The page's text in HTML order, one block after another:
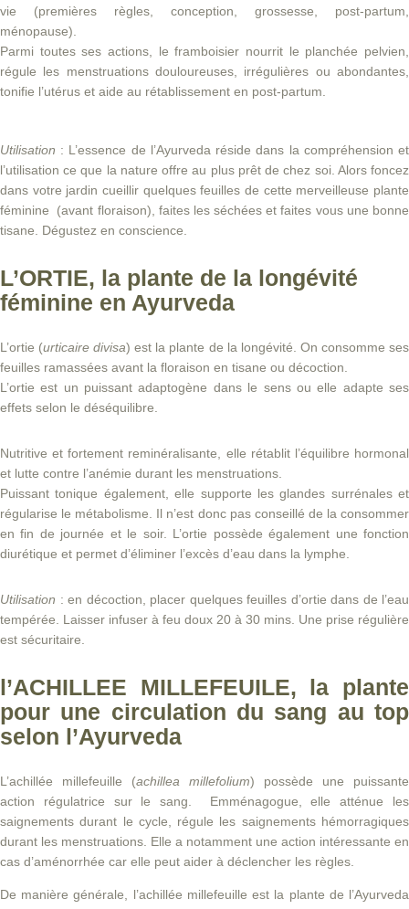
vie (premières règles, conception, grossesse, post-partum,
ménopause).
Parmi toutes ses actions, le framboisier nourrit le planchée pelvien,
régule les menstruations douloureuses, irrégulières ou abondantes,
tonifie l’utérus et aide au rétablissement en post-partum.
Utilisation : L’essence de l’Ayurveda réside dans la compréhension et
l’utilisation ce que la nature offre au plus prêt de chez soi. Alors foncez
dans votre jardin cueillir quelques feuilles de cette merveilleuse plante
féminine (avant floraison), faites les séchées et faites vous une bonne
tisane. Dégustez en conscience.
L’ORTIE, la plante de la longévité
féminine en Ayurveda
L’ortie (urticaire divisa) est la plante de la longévité. On consomme ses
feuilles ramassées avant la floraison en tisane ou décoction.
L’ortie est un puissant adaptogène dans le sens ou elle adapte ses
effets selon le déséquilibre.
Nutritive et fortement reminéralisante, elle rétablit l’équilibre hormonal
et lutte contre l’anémie durant les menstruations.
Puissant tonique également, elle supporte les glandes surrénales et
régularise le métabolisme. Il n’est donc pas conseillé de la consommer
en fin de journée et le soir. L’ortie possède également une fonction
diurétique et permet d’éliminer l’excès d’eau dans la lymphe.
Utilisation : en décoction, placer quelques feuilles d’ortie dans de l’eau
tempérée. Laisser infuser à feu doux 20 à 30 mins. Une prise régulière
est sécuritaire.
l’ACHILLEE MILLEFEUILE, la plante
pour une circulation du sang au top
selon l’Ayurveda
L’achillée millefeuille (achillea millefolium) possède une puissante
action régulatrice sur le sang. Emménagogue, elle atténue les
saignements durant le cycle, régule les saignements hémorragiques
durant les menstruations. Elle a notamment une action intéressante en
cas d’aménorrhée car elle peut aider à déclencher les règles.
De manière générale, l’achillée millefeuille est la plante de l’Ayurveda